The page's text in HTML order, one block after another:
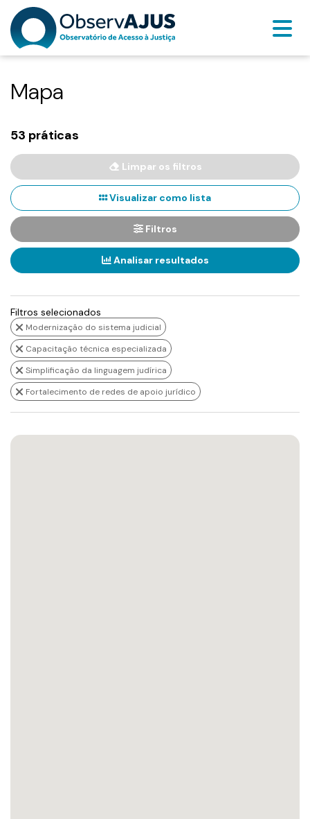
Mapa
53 práticas
Limpar os filtros
Visualizar como lista
Filtros
Analisar resultados
Filtros selecionados
Modernização do sistema judicial
Capacitação técnica especializada
Simplificação da linguagem judírica
Fortalecimento de redes de apoio jurídico